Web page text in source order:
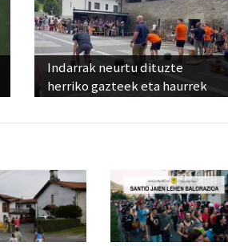
Indarrak neurtu dituzte
herriko gazteek eta haurrek